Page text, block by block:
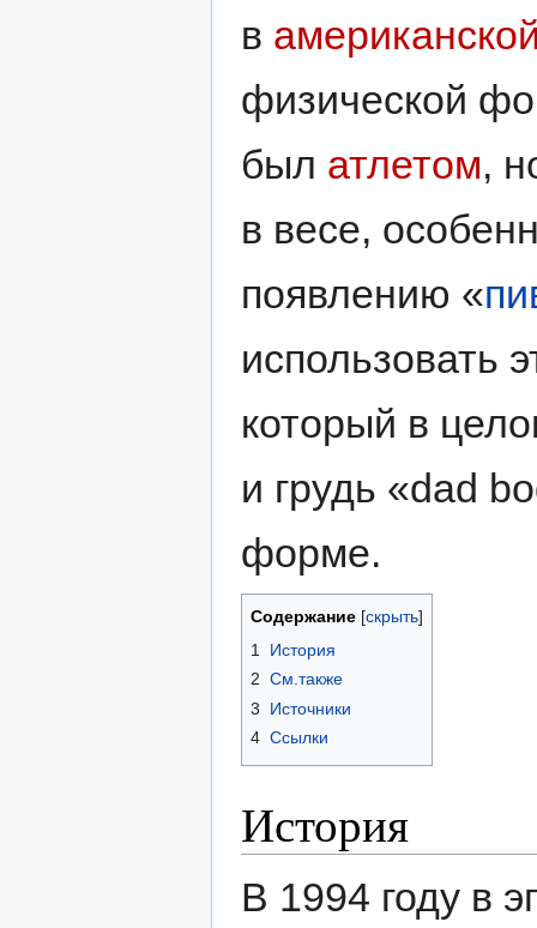
в
физической
был атлетом,
в весе,
появлению «
использовать
который в
и грудь «dad
форме.
Содержание
1
История
2 См.также
3
Источники
4 Ссылки
История
В 1994 году в